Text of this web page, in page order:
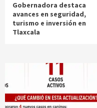
Gobernadora destaca
avances en seguridad,
turismo e inversión en
Tlaxcala